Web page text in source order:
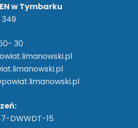
w Tymbarku
30
DWWDT-15